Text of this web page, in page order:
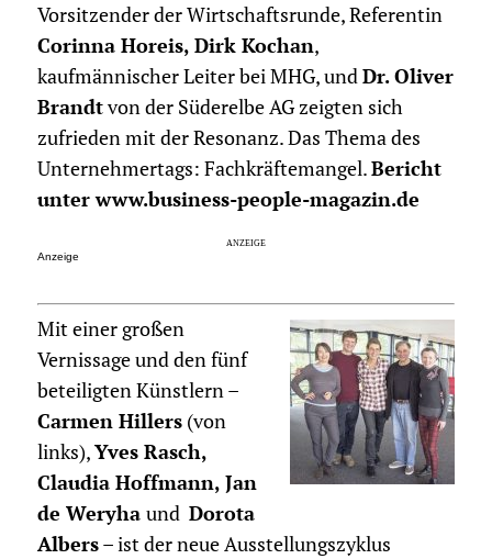
Vorsitzender der Wirtschaftsrunde, Referentin
Corinna Horeis, Dirk Kochan,
kaufmännischer Leiter bei MHG, und Dr. Oliver
Brandtvon der Süder­elbe AG zeigten sich
zufrieden mit der Resonanz. Das Thema des
Unternehmertags: Fachkräftemangel.Bericht
unter www.business-people-magazin.de
Anzeige
Mit einer großen
Vernissage und den fünf
beteiligten Künstlern –
Carmen Hillers(von
links),Yves Rasch,
Claudia Hoffmann, Jan
de Weryha und Dorota
Albers– ist der neue Ausstellungszyklus